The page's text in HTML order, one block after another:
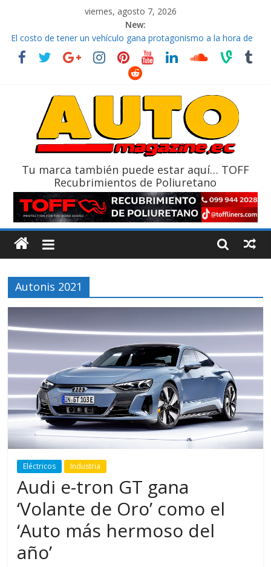
viernes, agosto 7, 2026
New:
El costo de tener un vehículo gana protagonismo a la hora de
decidir
Ultima película ‘Spider‑Man: Brand New Day’ pone en escena a
La Vuelta al Ecuador 2026, edición 47ª, recorre 7 provincias en 8
La FEDAK recibe 12 Sinotruk Bolden para cubrir las rutas de La
Tu marca también puede estar aquí… TOFF
Recubrimientos de Poliuretano
Autonis 2021
Eléctricos Industria
Audi e-tron GT gana
‘Volante de Oro’ como el
‘Auto más hermoso del
año’